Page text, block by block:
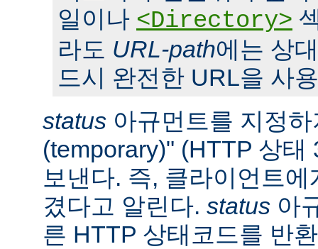
일이나 <Directory>
라도 URL-path에는 상
드시 완전한 URL을 사
status 아규먼트를 지정
(temporary)" (HTTP 상태
보낸다. 즉, 클라이언트
겼다고 알린다. status 아
른 HTTP 상태코드를 반